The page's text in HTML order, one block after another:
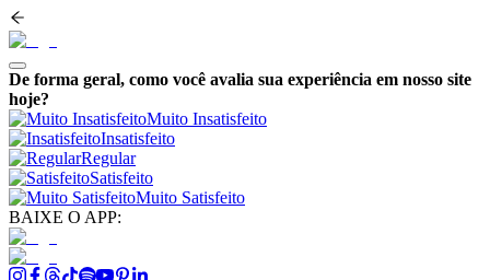
De forma geral, como você avalia sua experiência em nosso site
hoje?
Muito Insatisfeito
Insatisfeito
Regular
Satisfeito
Muito Satisfeito
BAIXE O APP: